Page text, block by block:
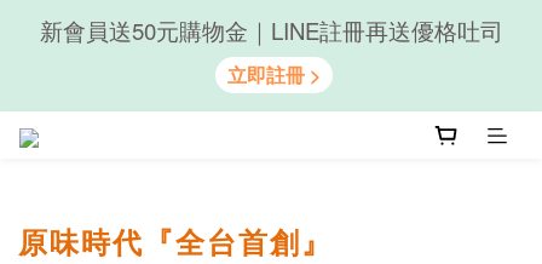
隨心享受｜貝果任選6組$899
新會員送50元購物金｜LINE註冊再送優格吐司
原味時代『全台首創』